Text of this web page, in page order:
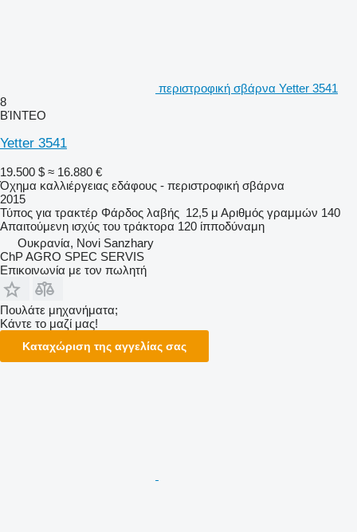
περιστροφική σβάρνα Yetter 3541
8
ΒΊΝΤΕΟ
Yetter 3541
19.500 $ ≈ 16.880 €
Όχημα καλλιέργειας εδάφους - περιστροφική σβάρνα
2015
Τύπος για τρακτέρ Φάρδος λαβής 12,5 μ Αριθμός γραμμών 140
Απαιτούμενη ισχύς του τράκτορα 120 ίπποδύναμη
Ουκρανία, Novi Sanzhary
ChP AGRO SPEC SERVIS
Επικοινωνία με τον πωλητή
Πουλάτε μηχανήματα;
Κάντε το μαζί μας!
Καταχώριση της αγγελίας σας